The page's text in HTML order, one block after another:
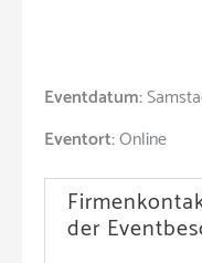
Eventdatum:
Eventort:Online
der